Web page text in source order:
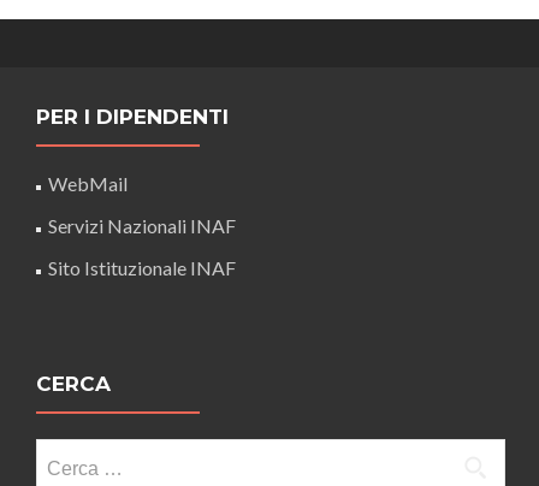
PER I DIPENDENTI
WebMail
Servizi Nazionali INAF
Sito Istituzionale INAF
CERCA
per: